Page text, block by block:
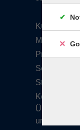
Kursübersicht
Musikschule
Projekte
Service
Kontakt/
Über
uns